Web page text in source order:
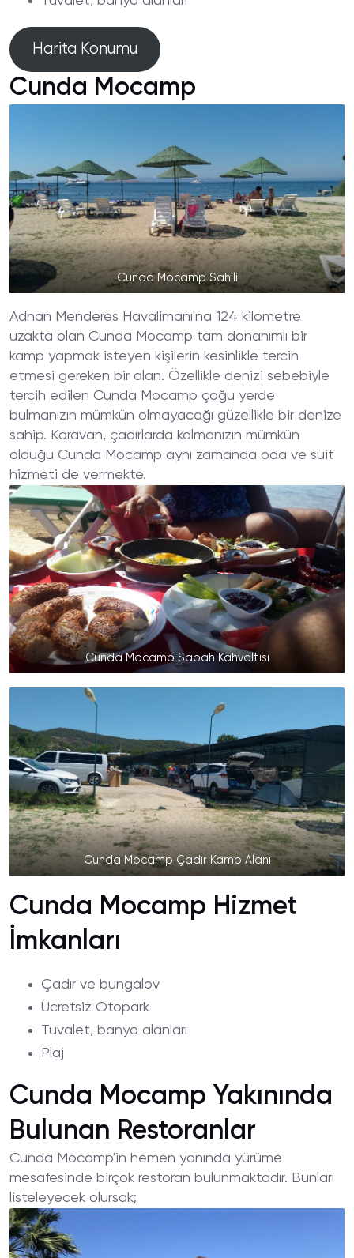
Harita Konumu
Cunda Mocamp
Cunda Mocamp Sahili
Adnan Menderes Havalimanı'na 124 kilometre
uzakta olan Cunda Mocamp tam donanımlı bir
kamp yapmak isteyen kişilerin kesinlikle tercih
etmesi gereken bir alan. Özellikle denizi sebebiyle
tercih edilen Cunda Mocamp çoğu yerde
bulmanızın mümkün olmayacağı güzellikle bir denize
sahip. Karavan, çadırlarda kalmanızın mümkün
olduğu Cunda Mocamp aynı zamanda oda ve süit
hizmeti de vermekte.
Cunda Mocamp Sabah Kahvaltısı
Cunda Mocamp Çadır Kamp Alanı
Cunda Mocamp Hizmet
İmkanları
Çadır ve bungalov
Ücretsiz Otopark
Tuvalet, banyo alanları
Plaj
Cunda Mocamp Yakınında
Bulunan Restoranlar
Cunda Mocamp'in hemen yanında yürüme
mesafesinde birçok restoran bulunmaktadır. Bunları
listeleyecek olursak;